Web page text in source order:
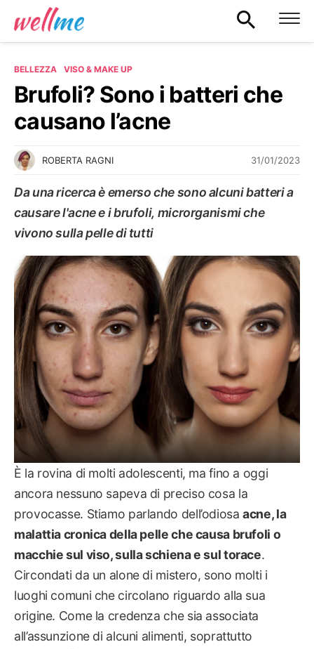
BELLEZZA VISO & MAKE UP
Brufoli? Sono i batteri che
causano l’acne
ROBERTA RAGNI 31/01/2023
Da una ricerca è emerso che sono alcuni batteri a
causare l'acne e i brufoli, microrganismi che
vivono sulla pelle di tutti
VISO & MAKE UP
È la rovina di molti adolescenti, ma fino a oggi
ancora nessuno sapeva di preciso cosa la
provocasse. Stiamo parlando dell’odiosaacne, la
malattia cronica della pelle che causa brufoli o
macchie sul viso, sulla schiena e sul torace.
Circondati da un alone di mistero, sono molti i
luoghi comuni che circolano riguardo alla sua
origine. Come la credenza che sia associata
all’assunzione di alcuni alimenti, soprattutto